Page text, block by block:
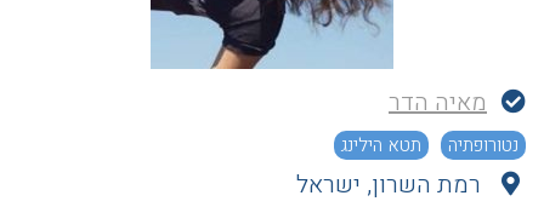
מאיה הדר
נטורופתיה תטא הילינג
רמת השרון, ישראל